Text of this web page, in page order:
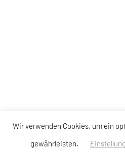
Wir verwenden Cookies, um ein
gewährleisten.